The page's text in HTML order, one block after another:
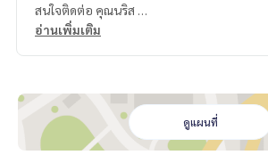
สนใจติดต่อ คุณนริส
0992478822
=========================
ESID-00762
อ่านเพิ่มเติม
ดูแผนที่